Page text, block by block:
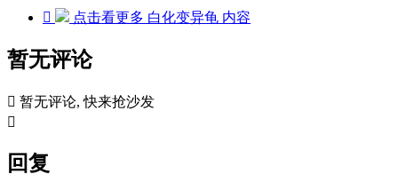
 点击看更多 白化变异龟 内容
暂无评论
 暂无评论, 快来抢沙发

回复